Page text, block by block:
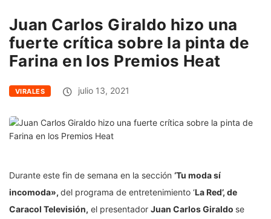
Juan Carlos Giraldo hizo una
fuerte crítica sobre la pinta de
Farina en los Premios Heat
VIRALES julio 13, 2021
Durante este fin de semana en la sección ‘Tu moda sí
incomoda», del programa de entretenimiento ‘La Red’, de
Caracol Televisión, el presentador Juan Carlos Giraldo se